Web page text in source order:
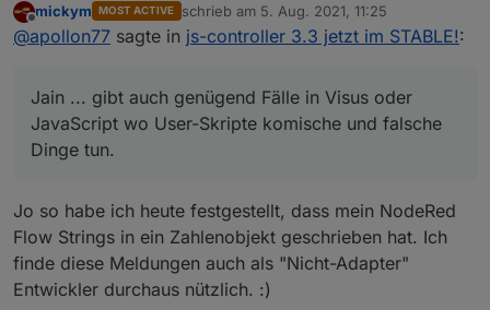
haben jetzt ca. 3 Monate an den Adaptern gearbeitet
und dabei über 80 Adapter aktualisiert welche
Daher gab es auch eine Info-Adapter-Meldung dazu
und so weiter.
Das Logging der Meldungen erfolgt nur auf "info".
Sollte sich also mit deinem "warn/error per pushover
EDIT: Für Wled sollte richtung Wochenende ein
Update kommen (ml mindestens im Latest)
Datentyp geschrieben wird, sondern nur die
Entwickler!
JavaScript wo User-Skripte komische und falsche
Dinge tun.
Offline
mickym MOST ACTIVE schrieb am 5. Aug. 2021, 11:25
zuletzt editiert von
@apollon77 sagte in js-controller 3.3 jetzt im STABLE!:
Jain ... gibt auch genügend Fälle in Visus oder
JavaScript wo User-Skripte komische und falsche
Dinge tun.
Jo so habe ich heute festgestellt, dass mein NodeRed
Flow Strings in ein Zahlenobjekt geschrieben hat. Ich
finde diese Meldungen auch als "Nicht-Adapter"
Entwickler durchaus nützlich. :)